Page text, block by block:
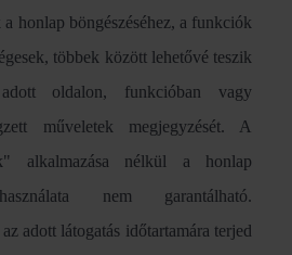
honlap böngészéséhez, a funkciók
többek között lehetővé teszik
oldalon, funkcióban vagy
műveletek megjegyzését. A
alkalmazása nélkül a honlap
nem garantálható.
adott látogatás időtartamára terjed